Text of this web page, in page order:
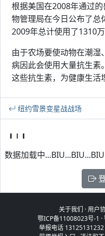
根据美国在2008年通过
物管理局在今日公布了总
2009年总计使用了1310万
由于农场要使动物在潮湿
病因此会使用大量抗生素
这些抗生素，为健康生活
纽约雪景变星战战场
数据加载中
关于我们 ·用户
鄂ICP备11008023号-1 ·
举报电话